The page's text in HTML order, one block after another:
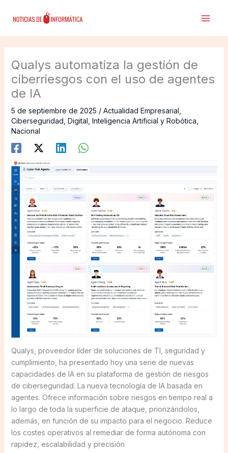
Qualys automatiza la gestión de
ciberriesgos con el uso de agentes
de IA
5 de septiembre de 2025 / Actualidad Empresarial
Ciberseguridad Digital Inteligencia Artificial y Robótica
Nacional
Qualys, proveedor líder de soluciones de TI, seguridad y
cumplimiento, ha presentado hoy una serie de nuevas
capacidades de IA en su plataforma de gestión de riesgos
de ciberseguridad. La nueva tecnología de IA basada en
agentes. Ofrece información sobre riesgos en tiempo real a
lo largo de toda la superficie de ataque, priorizándolos,
además, en función de su impacto para el negocio. Reduce
los costes operativos al remediar de forma autónoma con
rapidez, escalabilidad y precisión